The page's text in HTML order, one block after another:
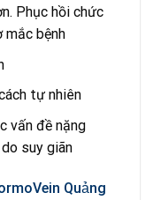
Phục hồi chức
mắc bệnh
tự nhiên
vấn đề nặng
suy giãn
Quảng